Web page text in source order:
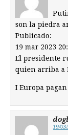
son la piedra
Publicado:
19 mar 2023
El presidente
quien arriba a
I Europa
19/